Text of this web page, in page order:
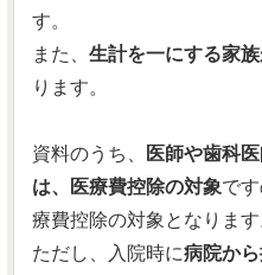
す。
また、 生計を一にする家
ります。
資料のうち、
医師や歯科
は、医療費控除の対象で
療費控除の対象となります
ただし、入院時に病院か